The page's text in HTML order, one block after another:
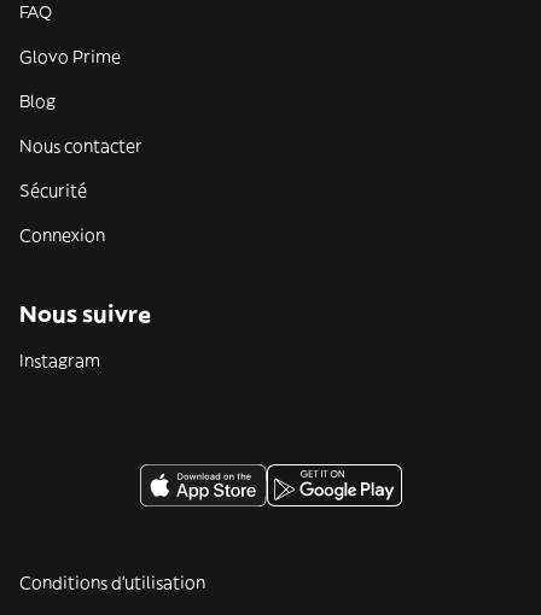
FAQ
Glovo Prime
Blog
Nous contacter
Sécurité
Connexion
Nous suivre
Instagram
Conditions d'utilisation